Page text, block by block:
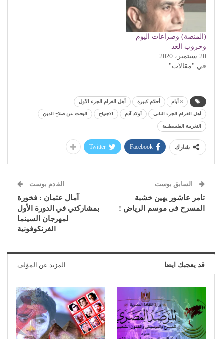
(المنصة) وصراعات اليوم
وحروب الغد
20 سبتمبر، 2020
في "مقالات"
8 أيام أحلام كبيرة أهل الغرام الجزء الأول
أهل الغرام الجزء الثاني أولاد آدم الاجتياح البحث عن صلاح الدين
التغريبة الفلسطينية
شارك Facebook
Twitter
السابق بوست
تامر عاشور يهين خشبة
المسرح فى موسم الرياض !
القادم بوست
آمال عثمان : فخورة
بمشاركتي في الدورة الأول
لمهرجان السينما
الفرنكوفونية
قد يعجبك ايضا المزيد عن المؤلف